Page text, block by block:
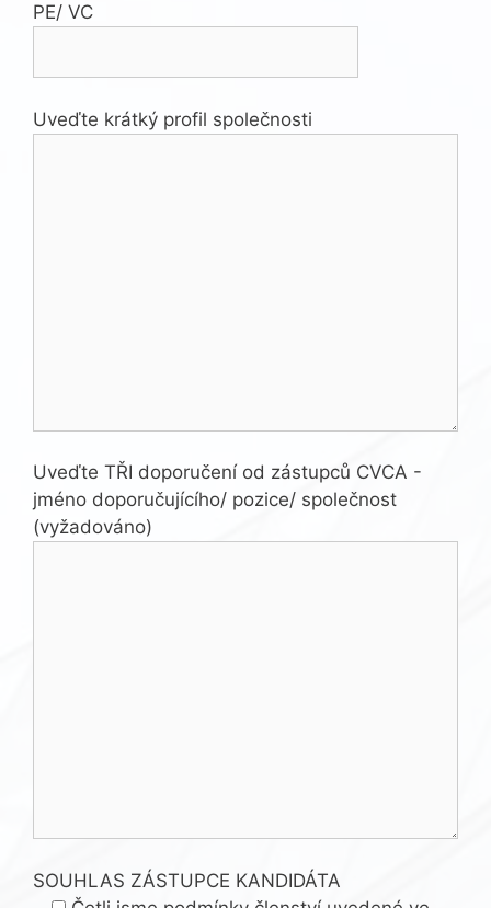
PE/ VC
Uveďte krátký profil společnosti
Uveďte TŘI doporučení od zástupců CVCA -
jméno doporučujícího/ pozice/ společnost
(vyžadováno)
SOUHLAS ZÁSTUPCE KANDIDÁTA